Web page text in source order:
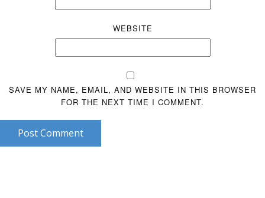
WEBSITE
SAVE MY NAME, EMAIL, AND WEBSITE IN THIS BROWSER
FOR THE NEXT TIME I COMMENT.
Post Comment